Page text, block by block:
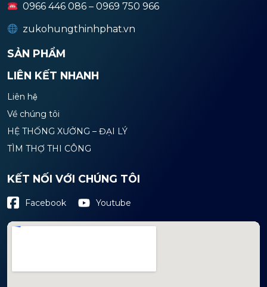
0966 446 086 – 0969 750 966
zukohungthinhphat.vn
SẢN PHẨM
LIÊN KẾT NHANH
Liên hệ
Về chúng tôi
HỆ THỐNG XƯỞNG – ĐẠI LÝ
TÌM THỢ THI CÔNG
KẾT NỐI VỚI CHÚNG TÔI
Facebook Youtube